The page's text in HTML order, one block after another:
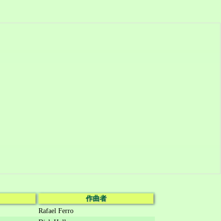
作曲者
Rafael Ferro